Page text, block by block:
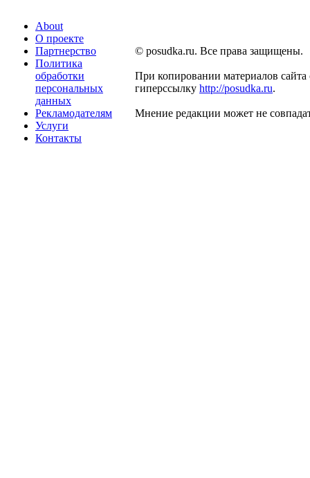
About
О проекте
Партнерство
Политика
обработки
персональных
данных
Рекламодателям
Услуги
Контакты
© posudka.ru. Все права защищены.
При копировании материалов сайта
гиперссылку http://posudka.ru.
Мнение редакции может не